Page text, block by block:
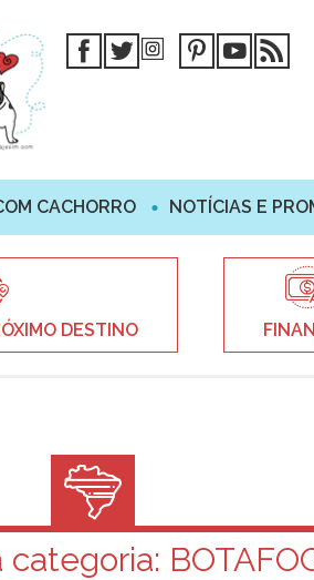
CACHORRO NOTÍCIAS E
DESTINO
categoria: